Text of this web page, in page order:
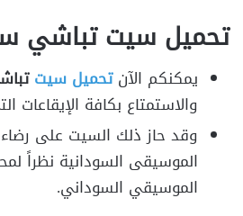
تحميل سيت تباشي
يمكنكم الآنتحميل سيت
والاستمتاع بكافة الإيقاعات
وقد حاز ذلك السيت على
الموسيقى السودانية نظراً
الموسيقي السوداني.